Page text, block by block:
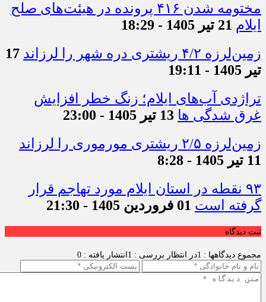
مختومه شدن ۴۱۶ پرونده در هیئت‌های صلح
ایلام 21 تیر 1405 - 18:29
زمین‌لرزه ۴/۲ ریشتری دره شهر را لرزاند
17
تیر 1405 - 19:11
تراژدی آب‌های ایلام؛ زنگ خطر افزایش
غرق شدگی ها 13 تیر 1405 - 23:00
زمین‌لرزه ۲/۵ ریشتری مورموری را لرزاند
11 تیر 1405 - 8:28
۹۳ نقطه در استان ایلام مورد تهاجم قرار
گرفته است 01 فروردین 1405 - 21:30
ثبت دیدگاه
مجموع دیدگاهها : 1 در انتظار بررسی : 1 انتشار یافته : 0